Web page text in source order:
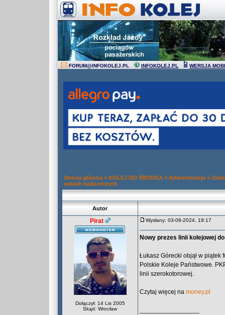
FORUM@INFOKOLEJ.PL INFOKOLEJ.PL WERSJA
Strona główna » KOLEJ OD ŚRODKA » Administracja »
radach nadzorczych
Autor
Pirat
Dołączył: 14 Lis 2005
Skąd: Wrocław
Wysłany: 03-08-2024, 19:17
Nowy prezes linii kolejowej
Łukasz Górecki objął w piątek
Polskie Koleje Państwowe.
linii szerokotorowej.
Czytaj więcej na money.pl